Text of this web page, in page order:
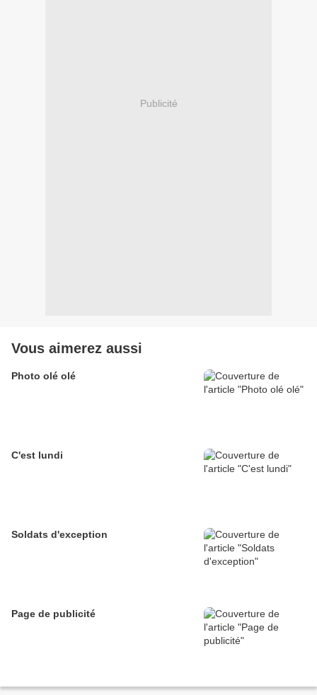
Publicité
Vous aimerez aussi
Photo olé olé
C'est lundi
Soldats d'exception
Page de publicité